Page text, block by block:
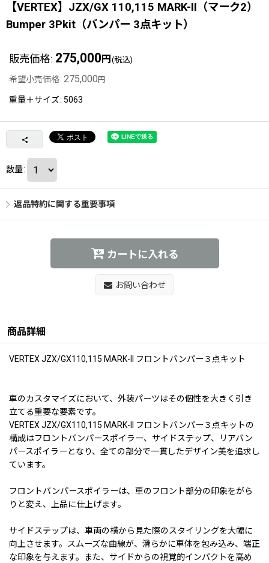
【VERTEX】JZX/GX 110,115 MARK-II（マーク2）
Bumper 3Pkit（バンパー 3点キット）
販売価格: 275,000 円 (税込)
希望小売価格: 275,000 円
重量＋サイズ: 5063
数量:
返品特約に関する重要事項
カートに入れる
お問い合わせ
商品詳細
VERTEX JZX/GX110,115 MARK-II フロントバンパー３点キット
車のカスタマイズにおいて、外装パーツはその個性を大きく引き
立てる重要な要素です。
VERTEX JZX/GX110,115 MARK-II フロントバンパー３点キットの
構成はフロントバンパースポイラー、サイドステップ、リアバン
パースポイラーとなり、全ての部分で一貫したデザイン美を追求し
ています。
フロントバンパースポイラーは、車のフロント部分の印象をがら
りと変え、上品に仕上げます。
サイドステップは、車両の横から見た際のスタイリングを大幅に
向上させます。スムーズな曲線が、滑らかに車体を包み込み、端正
な印象を与えます。また、サイドからの視覚的インパクトを高め